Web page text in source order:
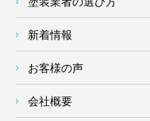
新着情報
お客様の声
会社概要